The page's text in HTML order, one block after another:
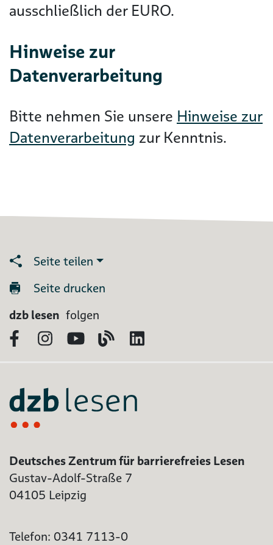
ausschließlich der EURO.
Hinweise zur
Datenverarbeitung
Bitte nehmen Sie unsere Hinweise zur
Datenverarbeitung zur Kenntnis.
Seite teilen
Seite drucken
dzb lesen folgen
FacebookInstagram
YouTubeBlog
Deutsches Zentrum für barrierefreies Lesen
Gustav-Adolf-Straße 7
04105 Leipzig
Telefon: 0341 7113-0